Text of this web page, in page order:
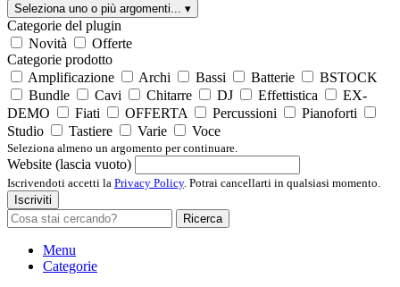
Seleziona uno o più argomenti... ▾
Categorie del plugin
Novità
Offerte
Categorie prodotto
Amplificazione
Archi Bassi Batterie
BSTOCK
Bundle
Cavi Chitarre DJ Effettistica
EX-
DEMO
Fiati OFFERTA Percussioni
Pianoforti
Studio
Tastiere Varie Voce
Seleziona almeno un argomento per continuare.
Website (lascia vuoto)
Iscrivendoti accetti la Privacy Policy. Potrai cancellarti in qualsiasi momento.
Iscriviti
Ricerca
Menu
Categorie